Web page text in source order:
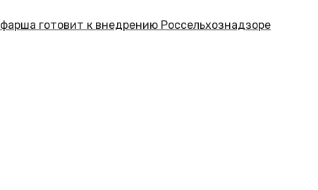
готовит к внедрению Россельхознадзоре